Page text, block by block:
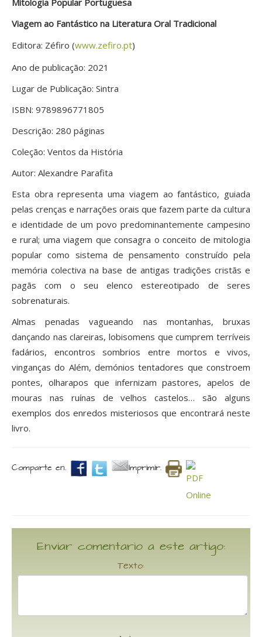
Mitologia Popular Portuguesa
Viagem ao Fantástico na Literatura Oral Tradicional
Editora: Zéfiro (www.zefiro.pt)
Ano de publicação: 2021
Lugar de Publicação: Sintra
ISBN: 9789896771805
Descrição: 280 páginas
Coleção: Ventos da História
Autor: Alexandre Parafita
Esta obra representa uma viagem ao fantástico, guiada
pelas crenças e narrações orais que fazem parte da cultura
e identidade de um povo predominantemente campesino
e rural; uma viagem que consagra o conceito de mitologia
popular como sistema de pensamento construído pela
memória colectiva na base de antigas tradições cristãs e
pagãs com o seu elenco estereotipado de seres
sobrenaturais.
Almas penadas vagueando nas montanhas, bruxas
dançando nas clareiras, lobisomens que cumprem terríveis
fadários, encontros sombrios entre mortos e vivos,
vinganças do Além, demónios tentadores que constroem
pontes, olharapos que infernizam pastores, apelos de
mouras nas ruínas de velhos castelos… são alguns
exemplos dos enredos misteriosos que encontrará neste
livro.
Comparte en. Imprimir.
Enviar comentario a este artigo:
Texto: